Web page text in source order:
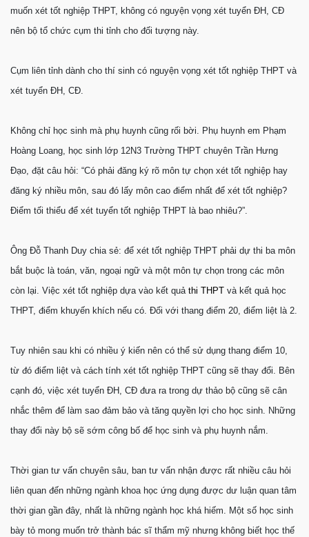
muốn xét tốt nghiệp THPT, không có nguyện vọng xét tuyển ÐH, CÐ
nên bộ tổ chức cụm thi tỉnh cho đối tượng này.
Cụm liên tỉnh dành cho thí sinh có nguyện vọng xét tốt nghiệp THPT và
xét tuyển ÐH, CÐ.
Không chỉ học sinh mà phụ huynh cũng rối bời. Phụ huynh em Phạm
Hoàng Loang, học sinh lớp 12N3 Trường THPT chuyên Trần Hưng
Ðạo, đặt câu hỏi: “Có phải đăng ký rõ môn tự chọn xét tốt nghiệp hay
đăng ký nhiều môn, sau đó lấy môn cao điểm nhất để xét tốt nghiệp?
Ðiểm tối thiểu để xét tuyển tốt nghiệp THPT là bao nhiêu?”.
Ông Ðỗ Thanh Duy chia sẻ: để xét tốt nghiệp THPT phải dự thi ba môn
bắt buộc là toán, văn, ngoại ngữ và một môn tự chọn trong các môn
còn lại. Việc xét tốt nghiệp dựa vào kết quả thi THPT và kết quả học
THPT, điểm khuyến khích nếu có. Ðối với thang điểm 20, điểm liệt là 2.
Tuy nhiên sau khi có nhiều ý kiến nên có thể sử dụng thang điểm 10,
từ đó điểm liệt và cách tính xét tốt nghiệp THPT cũng sẽ thay đổi. Bên
cạnh đó, việc xét tuyển ÐH, CÐ đưa ra trong dự thảo bộ cũng sẽ cân
nhắc thêm để làm sao đảm bảo và tăng quyền lợi cho học sinh. Những
thay đổi này bộ sẽ sớm công bố để học sinh và phụ huynh nắm.
Thời gian tư vấn chuyên sâu, ban tư vấn nhận được rất nhiều câu hỏi
liên quan đến những ngành khoa học ứng dụng được dư luận quan tâm
thời gian gần đây, nhất là những ngành học khá hiếm. Một số học sinh
bày tỏ mong muốn trở thành bác sĩ thẩm mỹ nhưng không biết học thế